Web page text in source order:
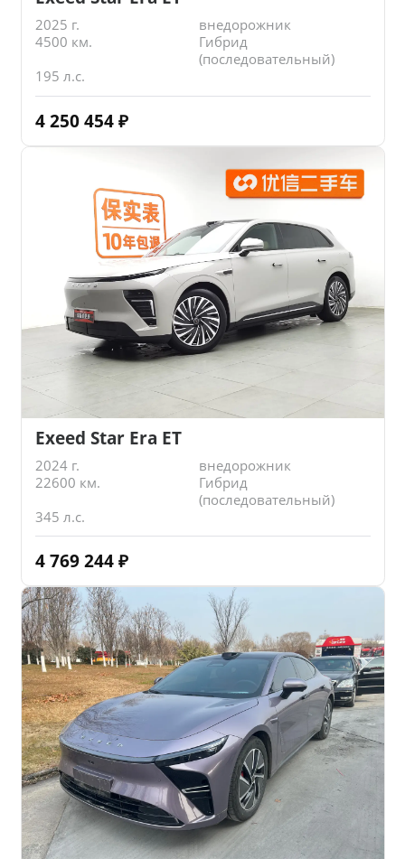
2025 г.
внедорожник
4500 км.
Гибрид
(последовательный)
195 л.с.
4 250 454 ₽
Exeed Star Era ET
2024 г.
внедорожник
22600 км.
Гибрид
(последовательный)
345 л.с.
4 769 244 ₽